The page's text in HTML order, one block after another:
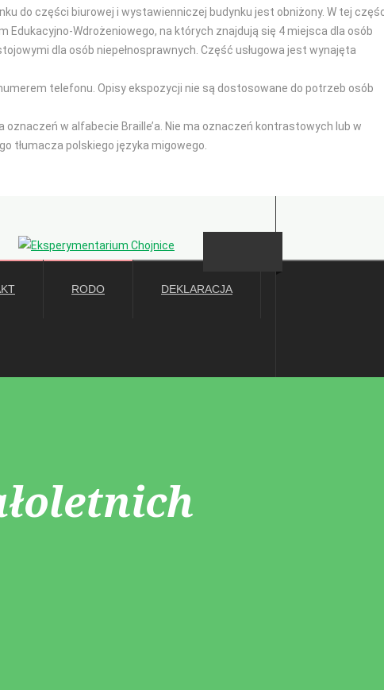
do części biurowej i wystawienniczej budynku jest obniżony. W tej
Wdrożeniowego, na których znajdują się 4 miejsca dla osób
dla osób niepełnosprawnych. Część usługowa jest wynajęta
telefonu. Opisy ekspozycji nie są dostosowane do potrzeb osób
w alfabecie Braille’a. Nie ma oznaczeń kontrastowych lub w
tłumacza polskiego języka migowego.
RODO DEKLARACJA